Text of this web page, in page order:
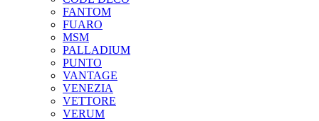
FANTOM
FUARO
MSM
PALLADIUM
PUNTO
VANTAGE
VENEZIA
VETTORE
VERUM